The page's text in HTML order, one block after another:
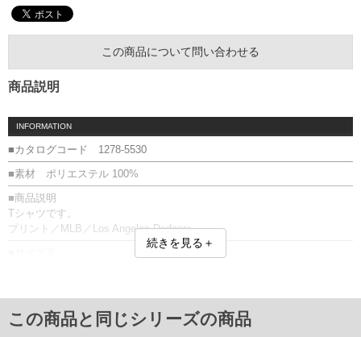
この商品について問い合わせる
商品説明
INFORMATION
■カタログコード 1278-5530
■素材 ポリエステル 100%
■商品説明
Tシャツです。
プリント／MLB／Los Angeles Dodgers
4L/140/80/140/60/25
5L/150/82/150/62/26
6L/160/84/160/64/27
続きを見る＋
この商品と同じシリーズの商品